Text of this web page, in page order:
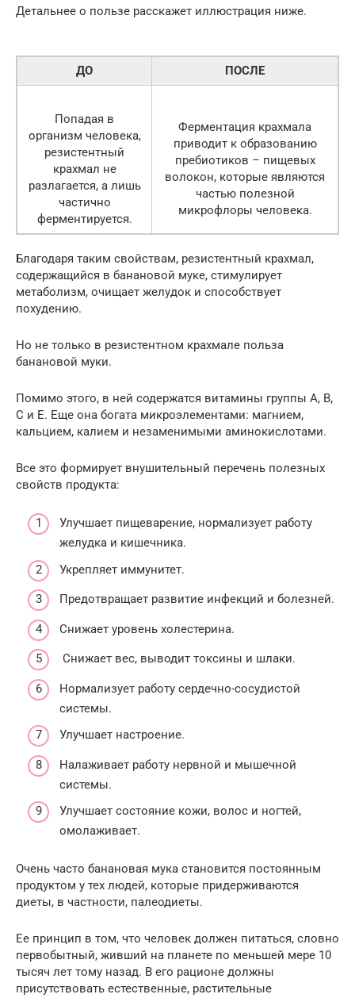
Детальнее о пользе расскажет иллюстрация ниже.
ДО ПОСЛЕ
Попадая в
организм человека,
резистентный
крахмал не
разлагается, а лишь
частично
ферментируется.
Ферментация крахмала
приводит к образованию
пребиотиков – пищевых
волокон, которые являются
частью полезной
микрофлоры человека.
Благодаря таким свойствам, резистентный крахмал,
содержащийся в банановой муке, стимулирует
метаболизм, очищает желудок и способствует
похудению.
Но не только в резистентном крахмале польза
банановой муки.
Помимо этого, в ней содержатся витамины группы А, В,
С и Е. Еще она богата микроэлементами: магнием,
кальцием, калием и незаменимыми аминокислотами.
Все это формирует внушительный перечень полезных
свойств продукта:
Улучшает пищеварение, нормализует работу
желудка и кишечника.
Укрепляет иммунитет.
Предотвращает развитие инфекций и болезней.
Снижает уровень холестерина.
Снижает вес, выводит токсины и шлаки.
Нормализует работу сердечно-сосудистой
системы.
Улучшает настроение.
Налаживает работу нервной и мышечной
системы.
Улучшает состояние кожи, волос и ногтей,
омолаживает.
Очень часто банановая мука становится постоянным
продуктом у тех людей, которые придерживаются
диеты, в частности, палеодиеты.
Ее принцип в том, что человек должен питаться, словно
первобытный, живший на планете по меньшей мере 10
тысяч лет тому назад. В его рационе должны
присутствовать естественные, растительные